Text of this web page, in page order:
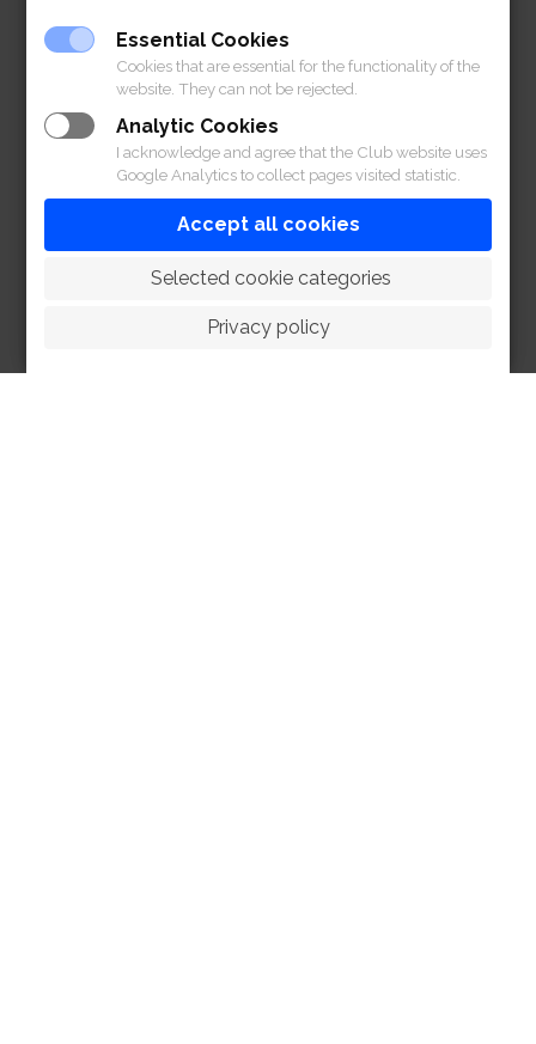
สมาคมราชกรีฑาสโมสร โปโลคลับ – บริเวณลานจอดรถ
ใกล้ประตู 1
Essential Cookies
Cookies that are essential for the functionality of the
website. They can not be rejected.
Analytic Cookies
I acknowledge and agree that the Club website uses
Google Analytics to collect pages visited statistic.
Accept all cookies
Selected cookie categories
Privacy policy